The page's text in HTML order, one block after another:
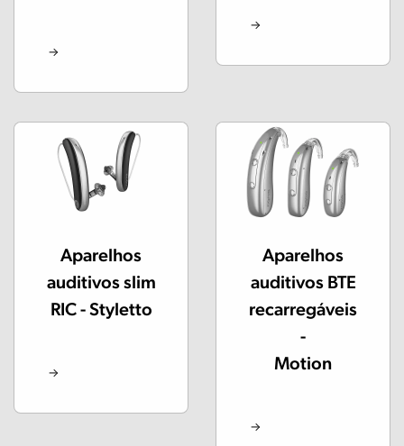
Aparelhos
auditivos slim
RIC - Styletto
Aparelhos
auditivos BTE
recarregáveis
-
Motion